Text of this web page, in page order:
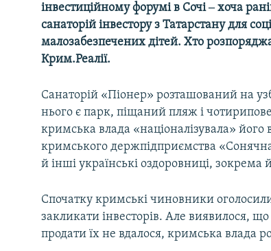
інвестиційному форумі в Сочі ‒ хоча
санаторій інвестору з Татарстану для
малозабезпечених дітей. Хто
Крим.Реалії.
Санаторій «Піонер» розташований на
нього є парк, піщаний пляж і
кримська влада «націоналізувала» його
кримського держпідприємства
й інші українські оздоровниці, зокрема
Спочатку кримські чиновники
закликати інвесторів. Але виявилося,
продати їх не вдалося, кримська влада